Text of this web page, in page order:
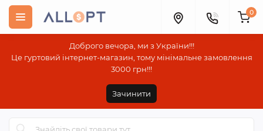
Доброго вечора, ми з України!!!
Це гуртовий інтернет-магазин, тому мінімальне замовлення
3000 грн!!!
Зачинити
0